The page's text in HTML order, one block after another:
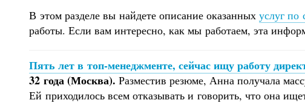
В этом разделе вы найдете описание оказанных услуг по
работы. Если вам интересно, как мы работаем, эта
Пять лет в топ-менеджменте, сейчас ищу работу
32 года (Москва). Разместив резюме, Анна получала
Ей приходилось всем отказывать и говорить, что она